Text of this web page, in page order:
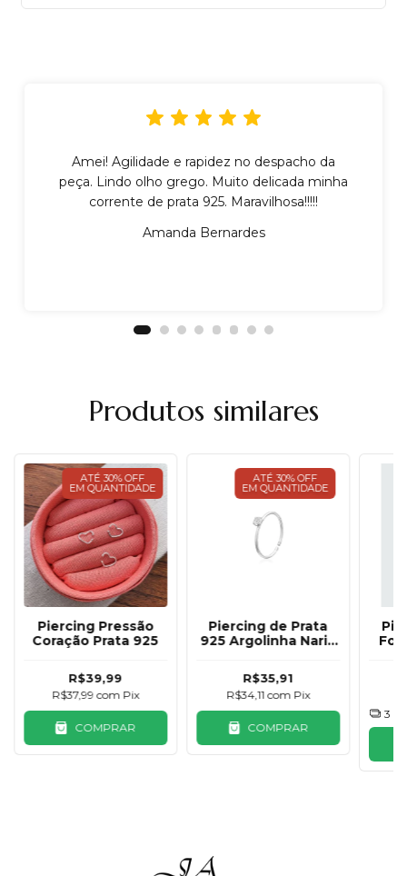
Amei! Agilidade e rapidez no despacho da
peça. Lindo olho grego. Muito delicada minha
corrente de prata 925. Maravilhosa!!!!!
Amanda Bernardes
Produtos similares
ATÉ 30% OFF
EM QUANTIDADE
Piercing Pressão
Coração Prata 925
R$39,99
R$37,99com Pix
COMPRAR
ATÉ 30% OFF
EM QUANTIDADE
Piercing de Prata
925 Argolinha Nariz
R$35,91
R$34,11com Pix
COMPRAR
3